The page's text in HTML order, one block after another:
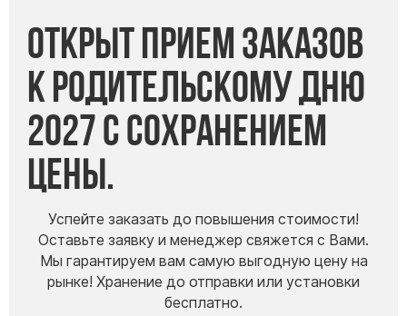
Открыт прием заказов
к Родительскому дню
2027 с сохранением
цены.
Успейте заказать до повышения стоимости!
Оставьте заявку и менеджер свяжется с Вами.
Мы гарантируем вам самую выгодную цену на
рынке! Хранение до отправки или установки
бесплатно.